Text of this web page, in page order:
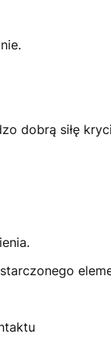
dobrą siłę